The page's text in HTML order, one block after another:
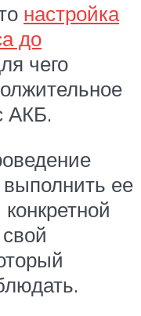
настройка
до
чего
АКБ.
выполнить ее